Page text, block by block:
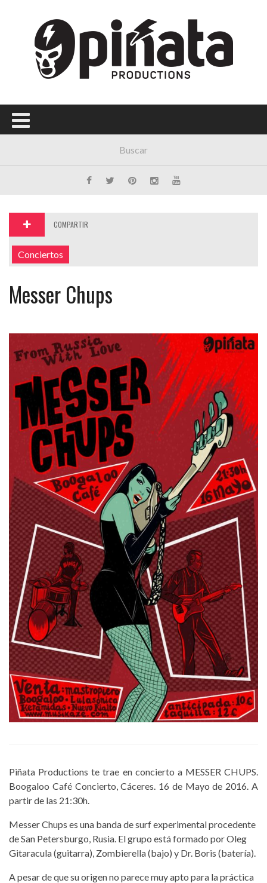
Menú Principal
PORTADA
CONCIERTOS
FESTIVALES
COMPARTIR
Conciertos
Messer Chups
Piñata Productions te trae en concierto a MESSER CHUPS.
Boogaloo Café Concierto, Cáceres. 16 de Mayo de 2016. A
partir de las 21:30h.
Messer Chups es una banda de surf experimental procedente
de San Petersburgo, Rusia. El grupo está formado por Oleg
Gitaracula (guitarra), Zombierella (bajo) y Dr. Boris (batería).
A pesar de que su origen no parece muy apto para la práctica